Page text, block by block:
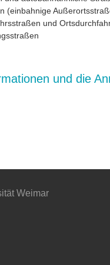
und
und die
Weimar